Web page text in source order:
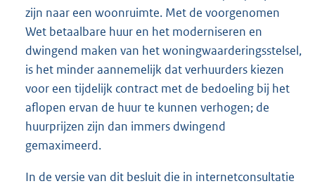
zijn naar een woonruimte. Met de voorgenomen
Wet betaalbare huur en het moderniseren en
dwingend maken van het woningwaarderingsstelsel,
is het minder aannemelijk dat verhuurders kiezen
voor een tijdelijk contract met de bedoeling bij het
aflopen ervan de huur te kunnen verhogen; de
huurprijzen zijn dan immers dwingend
gemaximeerd.
In de versie van dit besluit die in internetconsultatie